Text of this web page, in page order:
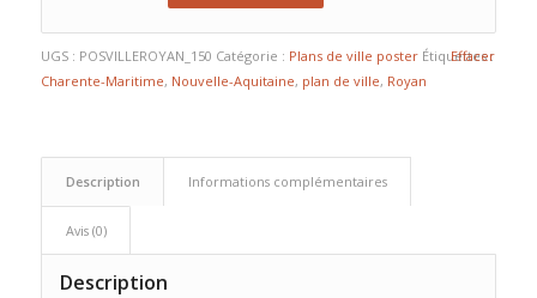
Effacer
UGS : POSVILLEROYAN_150 Catégorie : Plans de ville poster Étiquettes :
Charente-Maritime, Nouvelle-Aquitaine, plan de ville, Royan
Description Informations complémentaires
Avis (0)
Description